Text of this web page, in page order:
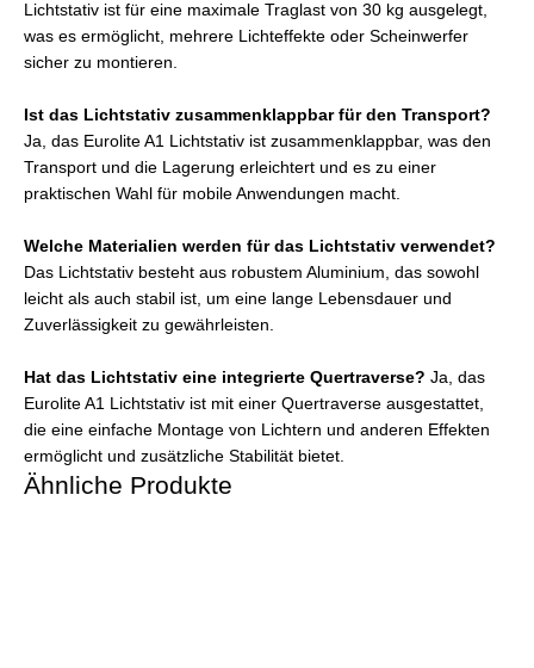
Lichtstativ ist für eine maximale Traglast von 30 kg ausgelegt,
was es ermöglicht, mehrere Lichteffekte oder Scheinwerfer
sicher zu montieren.
Ist das Lichtstativ zusammenklappbar für den Transport?
Ja, das Eurolite A1 Lichtstativ ist zusammenklappbar, was den
Transport und die Lagerung erleichtert und es zu einer
praktischen Wahl für mobile Anwendungen macht.
Welche Materialien werden für das Lichtstativ verwendet?
Das Lichtstativ besteht aus robustem Aluminium, das sowohl
leicht als auch stabil ist, um eine lange Lebensdauer und
Zuverlässigkeit zu gewährleisten.
Hat das Lichtstativ eine integrierte Quertraverse? Ja, das
Eurolite A1 Lichtstativ ist mit einer Quertraverse ausgestattet,
die eine einfache Montage von Lichtern und anderen Effekten
ermöglicht und zusätzliche Stabilität bietet.
Ähnliche Produkte